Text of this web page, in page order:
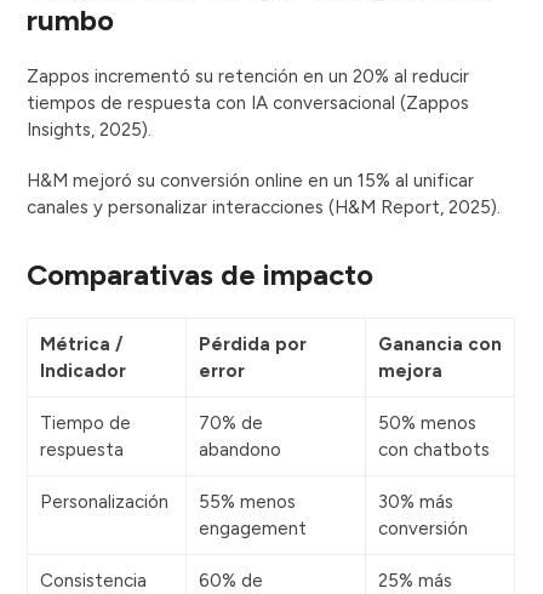
rumbo
Zappos incrementó su retención en un 20% al reducir
tiempos de respuesta con IA conversacional (Zappos
Insights, 2025).
H&M mejoró su conversión online en un 15% al unificar
canales y personalizar interacciones (H&M Report, 2025).
Comparativas de impacto
Métrica /
Indicador
Pérdida por
error
Ganancia con
mejora
Tiempo de
respuesta
70% de
abandono
50% menos
con chatbots
Personalización
55% menos
engagement
30% más
conversión
Consistencia 60% de 25% más